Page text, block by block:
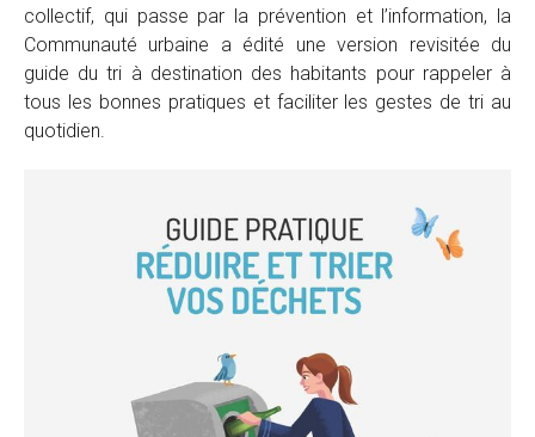
collectif, qui passe par la prévention et l’information, la
Communauté urbaine a édité une version revisitée du
guide du tri à destination des habitants pour rappeler à
tous les bonnes pratiques et faciliter les gestes de tri au
quotidien.